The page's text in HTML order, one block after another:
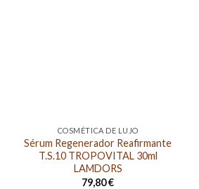
COSMÉTICA DE LUJO
Sérum Regenerador Reafirmante
T.S.10 TROPOVITAL 30ml
LAMDORS
79,80€